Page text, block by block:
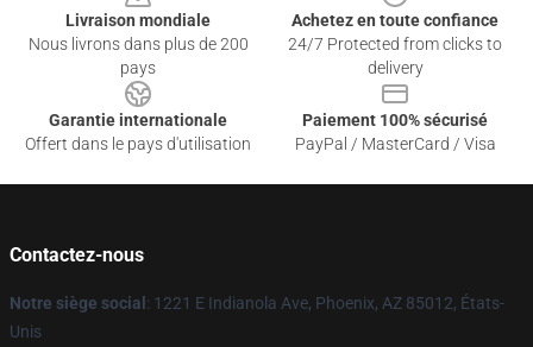
Livraison mondiale
Nous livrons dans plus de 200
pays
Achetez en toute confiance
24/7 Protected from clicks to
delivery
Garantie internationale
Offert dans le pays d'utilisation
Paiement 100% sécurisé
PayPal / MasterCard / Visa
Contactez-nous
Notre siège social : 1221 E Indianola Ave, Phoenix, AZ 85012, États-
Unis